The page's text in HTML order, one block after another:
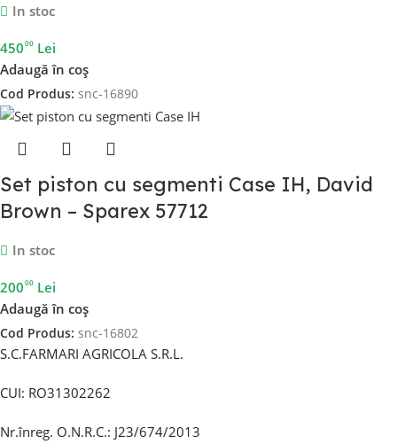
In stoc
45000 Lei
Adaugă în coș
Cod Produs: snc-16890
Set piston cu segmenti Case IH, David
Brown – Sparex 57712
In stoc
20000 Lei
Adaugă în coș
Cod Produs: snc-16802
S.C.FARMARI AGRICOLA S.R.L.
CUI: RO31302262
Nr.înreg. O.N.R.C.: J23/674/2013